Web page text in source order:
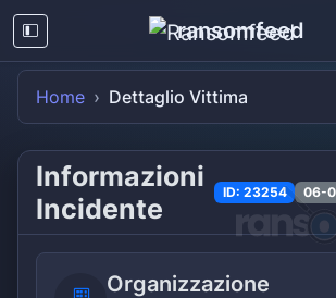
ransomfeed
Home Dettaglio Vittima
Informazioni
Incidente
ID: 23254 06-
Organizzazione